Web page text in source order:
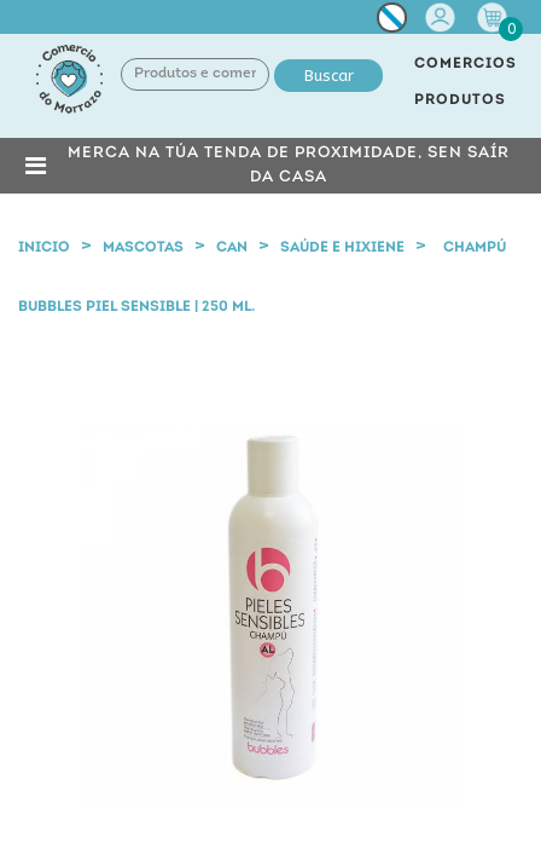
Miña
conta
0
Buscar
COMERCIOS
PRODUTOS
MERCA NA TÚA TENDA DE PROXIMIDADE, SEN SAÍR
DA CASA
INICIO MASCOTAS CAN SAÚDE E HIXIENE CHAMPÚ
BUBBLES PIEL SENSIBLE | 250 ML.